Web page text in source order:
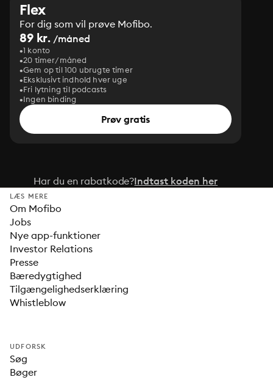
Flex
For dig som vil prøve Mofibo.
89 kr. /måned
1 konto
20 timer/måned
Gem op til 100 ubrugte timer
Eksklusivt indhold hver uge
Fri lytning til podcasts
Ingen binding
Prøv gratis
Har du en rabatkode?Indtast koden her
LÆS MERE
Om Mofibo
Jobs
Nye app-funktioner
Investor Relations
Presse
Bæredygtighed
Tilgængelighedserklæring
Whistleblow
UDFORSK
Søg
Bøger